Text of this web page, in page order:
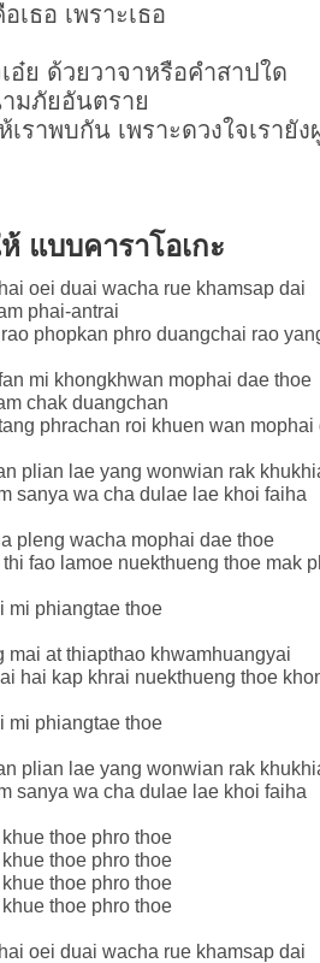
เธอ เพราะเธอ
อ๋ย ด้วยวาจาหรือคำสาปใด
มภัยอันตราย
เราพบกัน เพราะดวงใจเรายั
ห้ แบบคาราโอเกะ
oei duai wacha rue khamsap dai
phai-antrai
phopkan phro duangchai rao
mi khongkhwan mophai dae thoe
chak duangchan
phrachan roi khuen wan mophai
plian lae yang wonwian rak
sanya wa cha dulae lae khoi faiha
pleng wacha mophai dae thoe
fao lamoe nuekthueng thoe mak
mi phiangtae thoe
mai at thiapthao khwamhuangyai
hai kap khrai nuekthueng thoe
mi phiangtae thoe
plian lae yang wonwian rak
sanya wa cha dulae lae khoi faiha
thoe phro thoe
thoe phro thoe
thoe phro thoe
thoe phro thoe
oei duai wacha rue khamsap dai